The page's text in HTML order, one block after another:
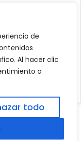
de
Al hacer clic
a
todo
Aviso Legal|